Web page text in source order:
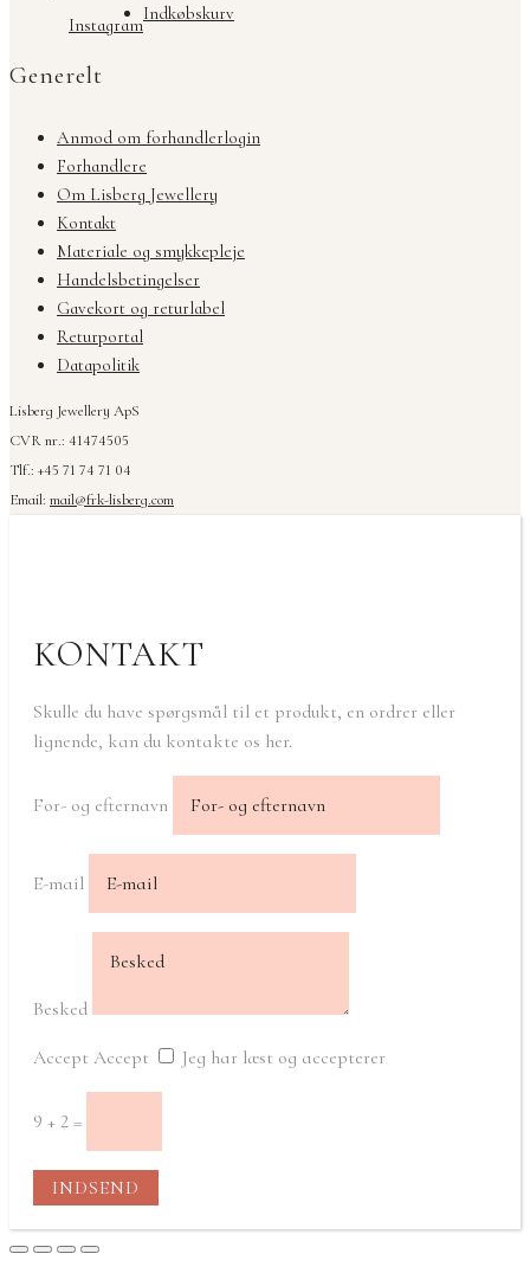
Instagram
Indkøbskurv
Generelt
Anmod om forhandlerlogin
Forhandlere
Om Lisberg Jewellery
Kontakt
Materiale og smykkepleje
Handelsbetingelser
Gavekort og returlabel
Returportal
Datapolitik
Lisberg Jewellery ApS
CVR nr.: 41474505
Tlf.: +45 71 74 71 04
Email: mail@frk-lisberg.com
KONTAKT
Skulle du have spørgsmål til et produkt, en ordrer eller
lignende, kan du kontakte os her.
For- og efternavn
E-mail
Besked
Accept Accept Jeg har læst og accepterer
9 + 2 =
INDSEND